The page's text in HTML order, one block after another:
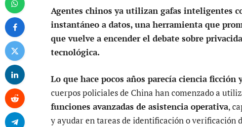
Agentes chinos ya utilizan gafas inteligentes
instantáneo a datos, una herramienta que
que vuelve a encender el debate sobre
tecnológica.
Lo que hace pocos años parecía ciencia ficción
cuerpos policiales de China han comenzado a
funciones avanzadas de asistencia operativa,
y ayudar en tareas de identificación o verificación